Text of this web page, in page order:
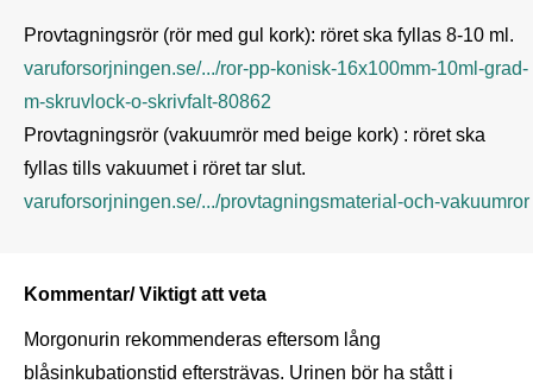
varuforsorjningen.se/.../ror-pp-konisk-16x100mm-10ml-grad-
m-skruvlock-o-skrivfalt-80862
Provtagningsrör (vakuumrör med beige kork) : röret ska
varuforsorjningen.se/.../provtagningsmaterial-och-vakuumror
Kommentar/ Viktigt att veta
Morgonurin rekommenderas eftersom lång
blåsinkubationstid eftersträvas. Urinen bör ha stått i